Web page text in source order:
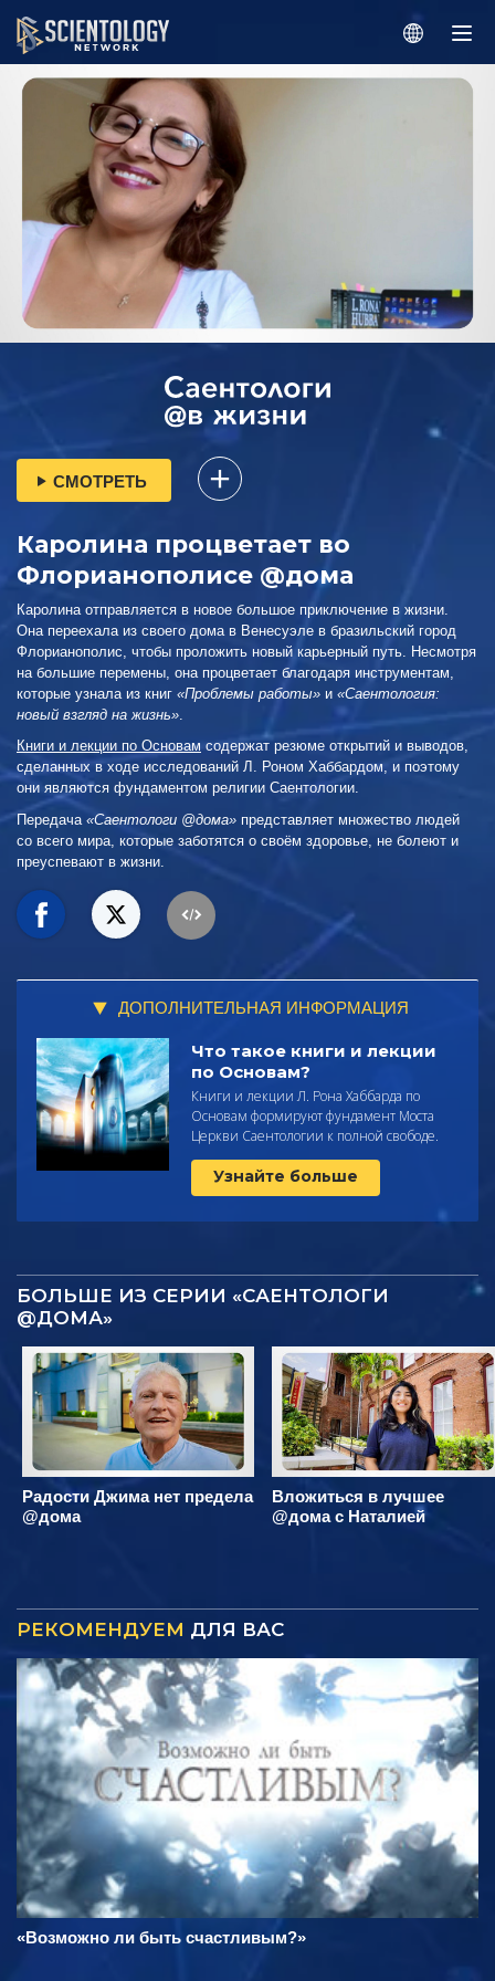
СМОТРЕТЬ
Каролина процветает во
Флорианополисе @дома
Каролина отправляется в новое большое приключение в жизни.
Она переехала из своего дома в Венесуэле в бразильский город
Флорианополис, чтобы проложить новый карьерный путь. Несмотря
на большие перемены, она процветает благодаря инструментам,
которые узнала из книг «Проблемы работы» и «Саентология:
новый взгляд на жизнь»
Книги и лекции по Основам содержат резюме открытий и выводов,
сделанных в ходе исследований Л. Роном Хаббардом, и поэтому
они являются фундаментом религии Саентологии.
Передача «Саентологи @дома» представляет множество людей
со всего мира, которые заботятся о своём здоровье, не болеют и
преуспевают в жизни.
ДОПОЛНИТЕЛЬНАЯ ИНФОРМАЦИЯ
Что такое книги и лекции
по Основам?
Книги и лекции Л. Рона Хаббарда по
Основам формируют фундамент Моста
Церкви Саентологии к полной свободе.
Узнайте больше
БОЛЬШЕ ИЗ СЕРИИ «САЕНТОЛОГИ
@ДОМА»
Радости Джима нет предела
@дома
Вложиться в лучшее
@дома с Наталией
РЕКОМЕНДУЕМ ДЛЯ ВАС
«Возможно ли быть счастливым?»